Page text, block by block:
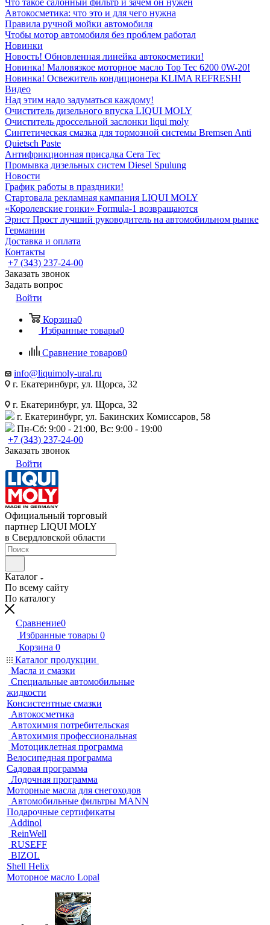
Что такое салонный фильтр и зачем он нужен
Автокосметика: что это и для чего нужна
Правила ручной мойки автомобиля
Чтобы мотор автомобиля без проблем работал
Новинки
Новость! Обновленная линейка автокосметики!
Новинка! Маловязкое моторное масло Top Tec 6200 0W-20!
Новинка! Освежитель кондиционера KLIMA REFRESH!
Видео
Над этим надо задуматься каждому!
Очиститель дизельного впуска LIQUI MOLY
Очиститель дроссельной заслонки liqui moly
Синтетическая смазка для тормозной системы Bremsen Anti
Quietsch Paste
Антифрикционная присадка Cera Tec
Промывка дизельных систем Diesel Spulung
Новости
График работы в праздники!
Стартовала рекламная кампания LIQUI MOLY
«Королевские гонки» Formula-1 возвращаются
Эрнст Прост лучший руководитель на автомобильном рынке
Германии
Доставка и оплата
Контакты
+7 (343) 237-24-00
Заказать звонок
Задать вопрос
Войти
Корзина0
Избранные товары0
Сравнение товаров0
info@liquimoly-ural.ru
г. Екатеринбург, ул. Щорса, 32
г. Екатеринбург, ул. Щорса, 32
г. Екатеринбург, ул. Бакинских Комиссаров, 58
Пн-Сб: 9:00 - 21:00, Вс: 9:00 - 19:00
+7 (343) 237-24-00
Заказать звонок
Войти
Официальный торговый
партнер LIQUI MOLY
в Свердловской области
Каталог
По всему сайту
По каталогу
Сравнение0
Избранные товары 0
Корзина 0
Каталог продукции
Масла и смазки
Специальные автомобильные
жидкости
Консистентные смазки
Автокосметика
Автохимия потребительская
Автохимия профессиональная
Мотоциклетная программа
Велосипедная программа
Садовая программа
Лодочная программа
Моторные масла для снегоходов
Автомобильные фильтры MANN
Подарочные сертификаты
Addinol
ReinWell
RUSEFF
BIZOL
Shell Helix
Моторное масло Lopal